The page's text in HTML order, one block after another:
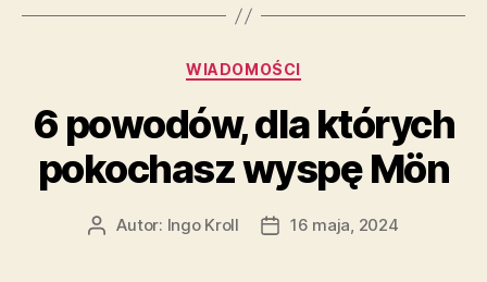
Kategorie
WIADOMOŚCI
6 powodów, dla których
pokochasz wyspę Mön
AutorAutor: Ingo Kroll
Data16 maja, 2024